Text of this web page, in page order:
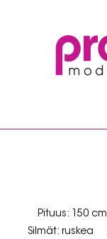
Pituus: 150 cm
Silmät: ruskea